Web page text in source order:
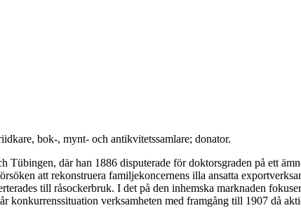
bok-, mynt- och antikvitetssamlare; donator.
där han 1886 disputerade för doktorsgraden på ett
att rekonstruera familjekoncernens illa ansatta
till råsockerbruk. I det på den inhemska marknaden
konkurrenssituation verksamheten med framgång till 1907 då